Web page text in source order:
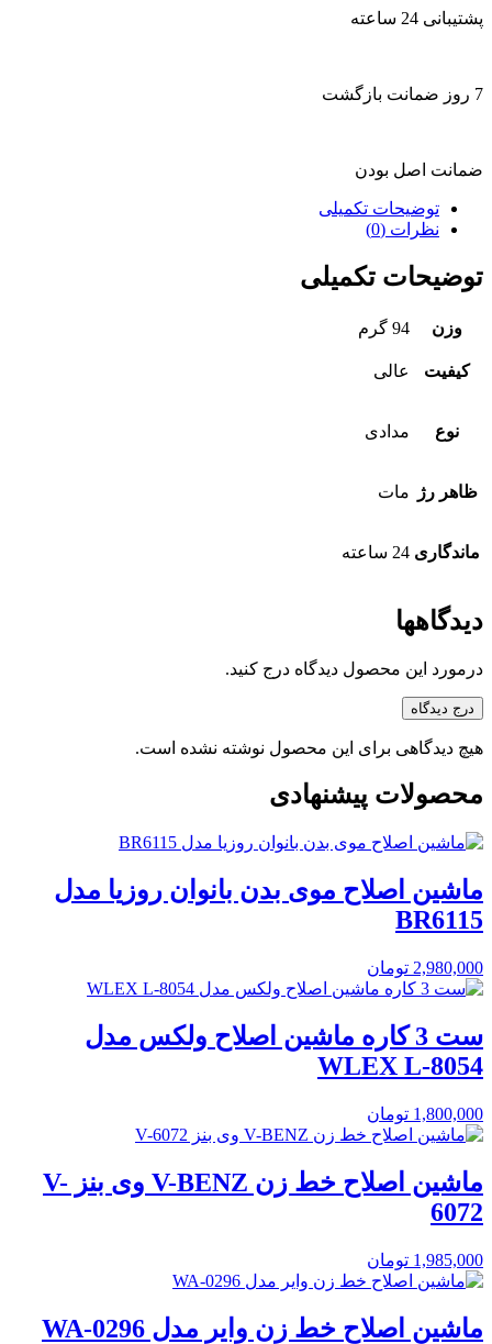
پشتیبانی 24 ساعته
7 روز ضمانت بازگشت
ضمانت اصل بودن
توضیحات تکمیلی
نظرات (0)
توضیحات تکمیلی
وزن 94 گرم
کیفیت عالی
نوع مدادی
ظاهر رژ مات
ماندگاری 24 ساعته
دیدگاهها
درمورد این محصول دیدگاه درج کنید.
درج دیدگاه
هیچ دیدگاهی برای این محصول نوشته نشده است.
محصولات پیشنهادی
ماشین اصلاح موی بدن بانوان روزیا مدل
BR6115
2,980,000 تومان
ست 3 کاره ماشین اصلاح ولکس مدل
WLEX L-8054
1,800,000 تومان
ماشین اصلاح خط زن V-BENZ وی بنز V-
6072
1,985,000 تومان
ماشین اصلاح خط زن وایر مدل WA-0296